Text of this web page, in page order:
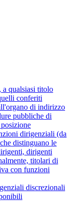
qualsiasi titolo
conferiti
di indirizzo
pubbliche di
dirigenziali (da
distinguano le
dirigenti
titolari di
con funzioni
discrezionali